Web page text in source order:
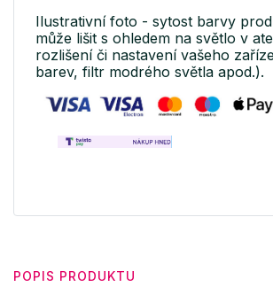
Ilustrativní foto - sytost barvy
může lišit s ohledem na světlo v
rozlišení či nastavení vašeho
barev, filtr modrého světla apod.).
POPIS PRODUKTU